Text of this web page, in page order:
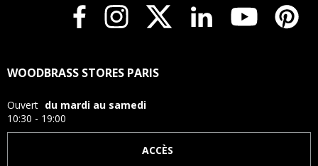
WOODBRASS STORES PARIS
Ouvert du mardi au samedi
10:30 - 19:00
ACCÈS